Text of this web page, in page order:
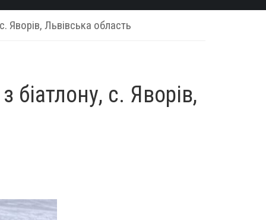
Яворів, Львівська область
с. Яворів,